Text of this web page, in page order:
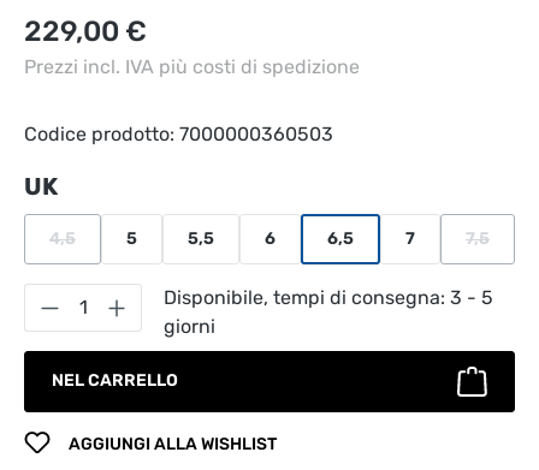
Prezzo normale:
229,00 €
Prezzi incl. IVA più costi di spedizione
Codice prodotto: 7000000360503
Seleziona
UK
4,5
(Questa opzione non è al momento disponibile.)
5 5,5 6 6,5 7 7,5
(Questa
Quantità del prodotto: inserisci la
Disponibile, tempi di consegna: 3 - 5
giorni
NEL CARRELLO
AGGIUNGI ALLA WISHLIST